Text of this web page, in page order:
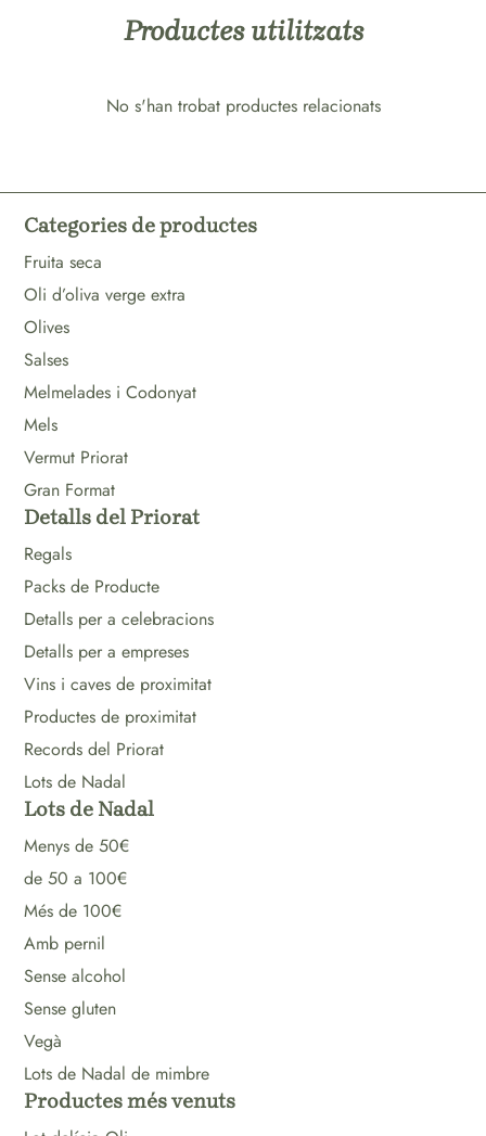
Productes utilitzats
No s'han trobat productes relacionats
Categories de productes
Fruita seca
Oli d’oliva verge extra
Olives
Salses
Melmelades i Codonyat
Mels
Vermut Priorat
Gran Format
Detalls del Priorat
Regals
Packs de Producte
Detalls per a celebracions
Detalls per a empreses
Vins i caves de proximitat
Productes de proximitat
Records del Priorat
Lots de Nadal
Lots de Nadal
Menys de 50€
de 50 a 100€
Més de 100€
Amb pernil
Sense alcohol
Sense gluten
Vegà
Lots de Nadal de mimbre
Productes més venuts